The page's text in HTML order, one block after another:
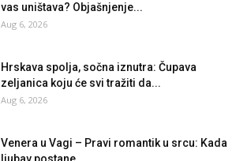
vas uništava? Objašnjenje...
Aug 6, 2026
Hrskava spolja, sočna iznutra: Čupava
zeljanica koju će svi tražiti da...
Aug 6, 2026
Venera u Vagi – Pravi romantik u srcu: Kada